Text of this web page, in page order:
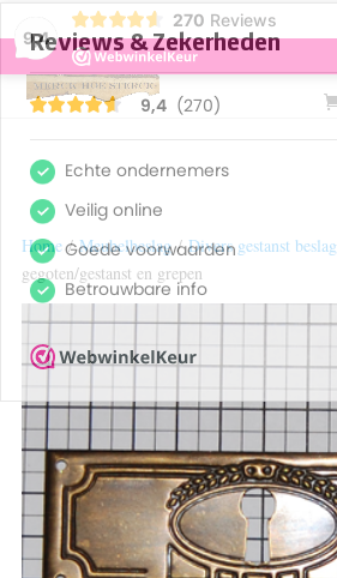
9,4
270 Reviews
Home/Meubelbeslag/Divers gestanst beslag
gegoten/gestanst en grepen